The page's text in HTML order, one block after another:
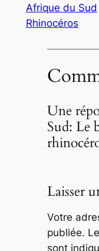
Afrique du Sud
Rhinocéros
Une
Sud: Le
Laisser
Votre
publiée.
sont